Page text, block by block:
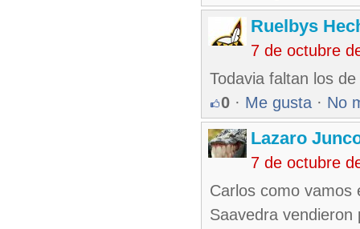
Ruelbys
7 de octubre
Todavia faltan los
0 · Me gusta · No
Lazaro
7 de octubre
Carlos como vamos
Saavedra vendieron